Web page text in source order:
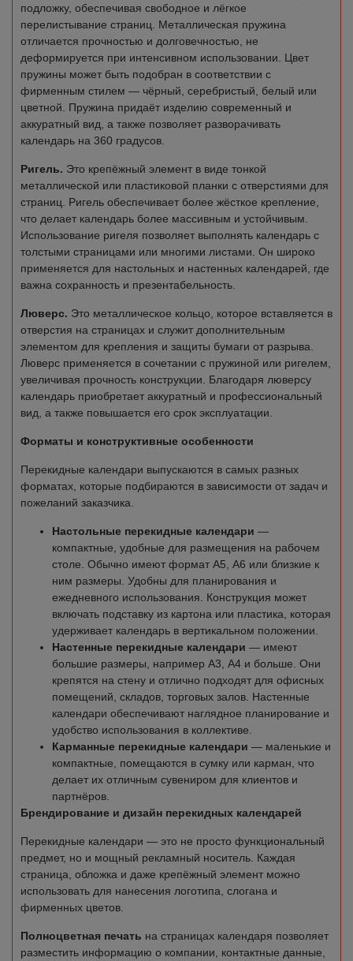
подложку, обеспечивая свободное и лёгкое
перелистывание страниц. Металлическая пружина
отличается прочностью и долговечностью, не
деформируется при интенсивном использовании. Цвет
пружины может быть подобран в соответствии с
фирменным стилем — чёрный, серебристый, белый или
цветной. Пружина придаёт изделию современный и
аккуратный вид, а также позволяет разворачивать
календарь на 360 градусов.
Ригель. Это крепёжный элемент в виде тонкой
металлической или пластиковой планки с отверстиями для
страниц. Ригель обеспечивает более жёсткое крепление,
что делает календарь более массивным и устойчивым.
Использование ригеля позволяет выполнять календарь с
толстыми страницами или многими листами. Он широко
применяется для настольных и настенных календарей, где
важна сохранность и презентабельность.
Люверс. Это металлическое кольцо, которое вставляется в
отверстия на страницах и служит дополнительным
элементом для крепления и защиты бумаги от разрыва.
Люверс применяется в сочетании с пружиной или ригелем,
увеличивая прочность конструкции. Благодаря люверсу
календарь приобретает аккуратный и профессиональный
вид, а также повышается его срок эксплуатации.
Форматы и конструктивные особенности
Перекидные календари выпускаются в самых разных
форматах, которые подбираются в зависимости от задач и
пожеланий заказчика.
Настольные перекидные календари —
компактные, удобные для размещения на рабочем
столе. Обычно имеют формат А5, А6 или близкие к
ним размеры. Удобны для планирования и
ежедневного использования. Конструкция может
включать подставку из картона или пластика, которая
удерживает календарь в вертикальном положении.
Настенные перекидные календари — имеют
большие размеры, например А3, А4 и больше. Они
крепятся на стену и отлично подходят для офисных
помещений, складов, торговых залов. Настенные
календари обеспечивают наглядное планирование и
удобство использования в коллективе.
Карманные перекидные календари — маленькие и
компактные, помещаются в сумку или карман, что
делает их отличным сувениром для клиентов и
партнёров.
Брендирование и дизайн перекидных календарей
Перекидные календари — это не просто функциональный
предмет, но и мощный рекламный носитель. Каждая
страница, обложка и даже крепёжный элемент можно
использовать для нанесения логотипа, слогана и
фирменных цветов.
Полноцветная печать на страницах календаря позволяет
разместить информацию о компании, контактные данные,